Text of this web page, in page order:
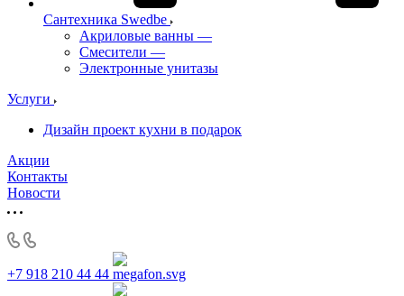
Сантехника Swedbe
Акриловые ванны —
Смесители —
Электронные унитазы
Услуги
Дизайн проект кухни в подарок
Акции
Контакты
Новости
+7 918 210 44 44